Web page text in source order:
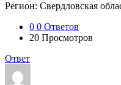
Регион: Свердловская
0 0 Ответов
20 Просмотров
Ответ